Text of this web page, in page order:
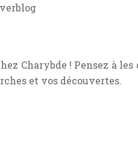
Charybde ! Pensez à les
et vos découvertes.